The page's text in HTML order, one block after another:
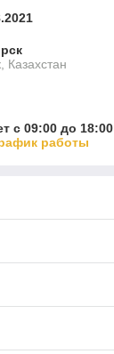
Казахстан
с 09:00 до 18:00
работы